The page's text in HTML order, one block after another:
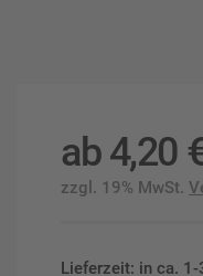
ab4,20
zzgl. 19% MwSt.
Lieferzeit: in ca.